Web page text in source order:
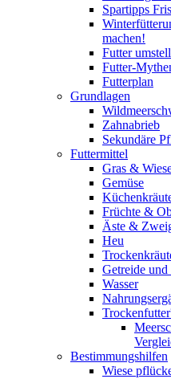
Spartipps
machen!
Futter
Futter-
Futterplan
Grundlagen
Zahnabrieb
Sekundäre
Futtermittel
Gras &
Gemüse
Früchte &
Äste &
Heu
Getreide und
Wasser
Bestimmungshilfen
Wiese